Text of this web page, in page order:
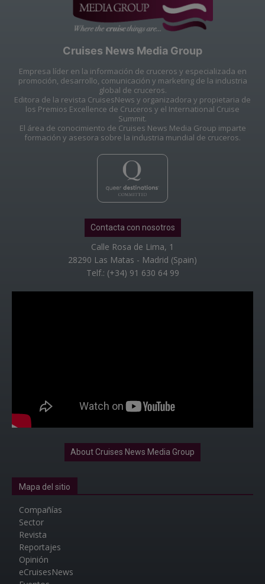
Cruises News Media Group
Empresa líder en la información de cruceros y especializada en
promoción, desarrollo, comunicación y marketing de la industria
global de cruceros.
Editora de la revista CruisesNews y organizadora y propietaria de
los Premios Excellence de Cruceros y el International Cruise
Summit.
El área de conocimiento de Cruises News Media Group imparte
formación y asesora sobre la industria mundial de cruceros.
Contacta con nosotros
Calle Rosa de Lima, 1
28290 Las Matas - Madrid (Spain)
Telf.: (+34) 91 630 64 99
About Cruises News Media Group
Mapa del sitio
Compañías
Sector
Revista
Reportajes
Opinión
eCruisesNews